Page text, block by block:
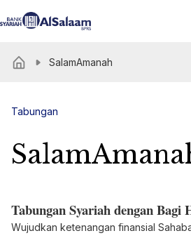
SalamAmanah
Tabungan
Tabungan Syariah dengan
Wujudkan ketenangan finansial